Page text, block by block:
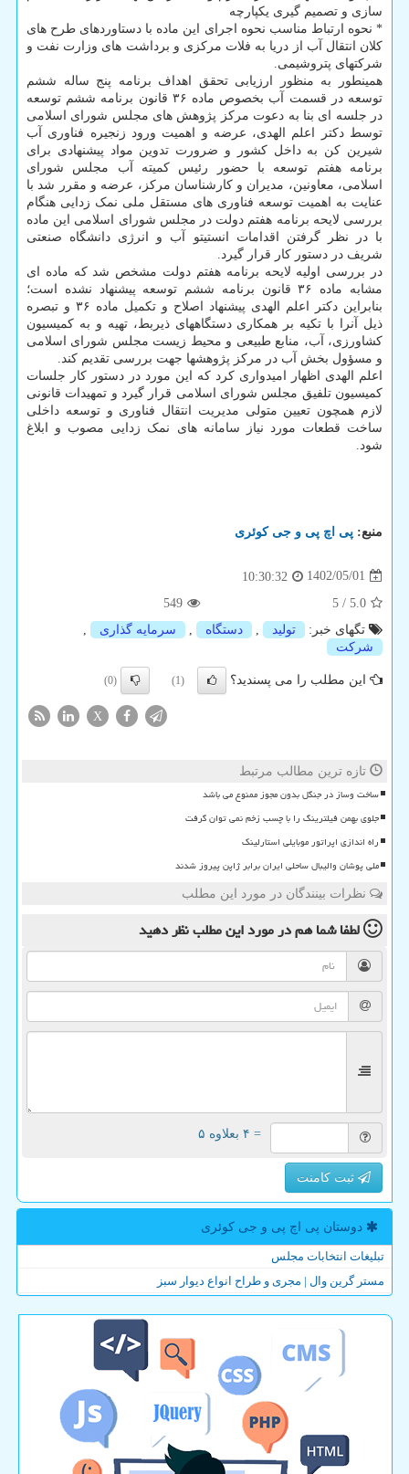
سازی و تصمیم گیری یکپارچه
* نحوه ارتباط مناسب نحوه اجرای این ماده با دستاوردهای طرح های
کلان انتقال آب از دریا به فلات مرکزی و برداشت های وزارت نفت و
شرکتهای پتروشیمی.
همینطور به منظور ارزیابی تحقق اهداف برنامه پنج ساله ششم
توسعه در قسمت آب بخصوص ماده ۳۶ قانون برنامه ششم توسعه
در جلسه ای بنا به دعوت مرکز پژوهش های مجلس شورای اسلامی
توسط دکتر اعلم الهدی، عرضه و اهمیت ورود زنجیره فناوری آب
شیرین کن به داخل کشور و ضرورت تدوین مواد پیشنهادی برای
برنامه هفتم توسعه با حضور رئیس کمیته آب مجلس شورای
اسلامی، معاونین، مدیران و کارشناسان مرکز، عرضه و مقرر شد با
عنایت به اهمیت توسعه فناوری های مستقل ملی نمک زدایی هنگام
بررسی لایحه برنامه هفتم دولت در مجلس شورای اسلامی این ماده
با در نظر گرفتن اقدامات انستیتو آب و انرژی دانشگاه صنعتی
شریف در دستور کار قرار گیرد.
در بررسی اولیه لایحه برنامه هفتم دولت مشخص شد که ماده ای
مشابه ماده ۳۶ قانون برنامه ششم توسعه پیشنهاد نشده است؛
بنابراین دکتر اعلم الهدی پیشنهاد اصلاح و تکمیل ماده ۳۶ و تبصره
ذیل آنرا با تکیه بر همکاری دستگاههای ذیربط، تهیه و به کمیسیون
کشاورزی، آب، منابع طبیعی و محیط زیست مجلس شورای اسلامی
و مسؤول بخش آب در مرکز پژوهشها جهت بررسی تقدیم کند.
اعلم الهدی اظهار امیدواری کرد که این مورد در دستور کار جلسات
کمیسیون تلفیق مجلس شورای اسلامی قرار گیرد و تمهیدات قانونی
لازم همچون تعیین متولی مدیریت انتقال فناوری و توسعه داخلی
ساخت قطعات مورد نیاز سامانه های نمک زدایی مصوب و ابلاغ
شود.
منبع: پی اچ پی و جی كوئری
1402/05/01
10:30:32
5.0
/
5
549
تگهای خبر:
تولید دستگاه سرمایه گذاری
شركت
این مطلب را می پسندید؟ (1)
(0)
X
تازه ترین مطالب مرتبط
ساخت وساز در جنگل بدون مجوز ممنوع می باشد
جلوی بهمن فیلترینگ را با چسب زخم نمی توان گرفت
راه اندازی اپراتور موبایلی استارلینک
ملی پوشان والیبال ساحلی ایران برابر ژاپن پیروز شدند
نظرات بینندگان در مورد این مطلب
لطفا شما همدر مورد این مطلبنظر دهید
= ۴ بعلاوه ۵
ثبت کامنت
دوستان پی اچ پی و جی كوئری
تبلیغات انتخابات مجلس
مستر گرین وال | مجری و طراح انواع دیوار سبز